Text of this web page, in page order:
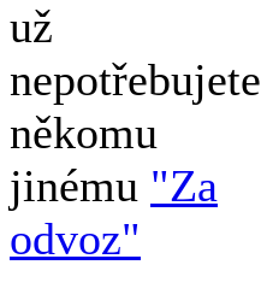
už
nepotřebujete
někomu
jinému "Za
odvoz"